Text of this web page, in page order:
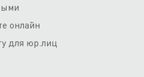
онлайн
для юр.лиц